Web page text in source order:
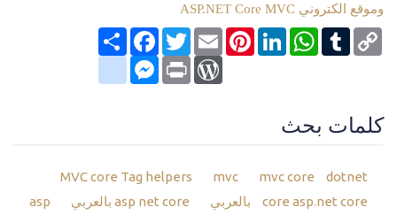
وموقع الكتروني ASP.NET Core MVC
انشر
FacebookTwitterEmail
PinterestLinkedIn
WhatsAppTumblr Copy
Link
google_bookmarksMessenger Print
WordPress
كلمات بحث
MVC core Tag helpers mvc mvc core
dotnet
core asp.net core بالعربي
asp